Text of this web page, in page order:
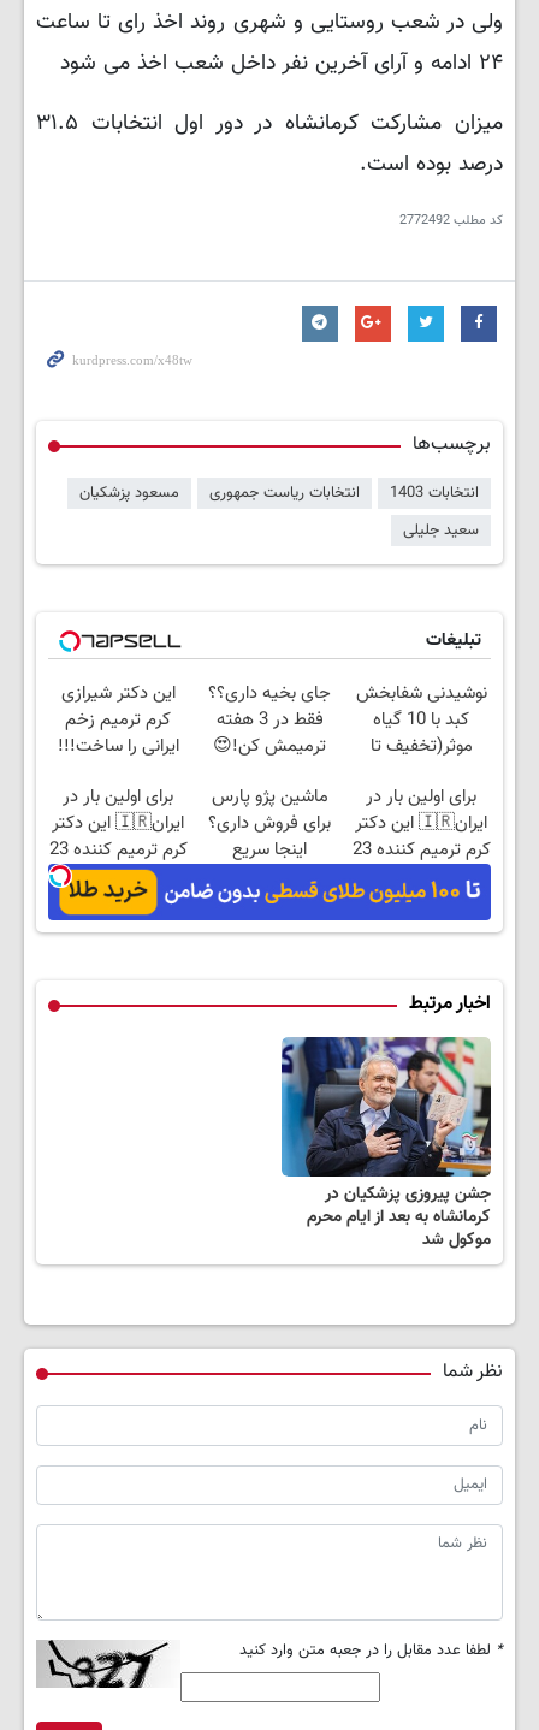
ولی در شعب روستایی و شهری روند اخذ رای تا ساعت
۲۴ ادامه و آرای آخرین نفر داخل شعب اخذ می شود
میزان مشارکت کرمانشاه در دور اول انتخابات ۳۱.۵
درصد بوده است.
کد مطلب2772492
برچسب‌ها
انتخابات 1403 انتخابات ریاست جمهوری
مسعود پزشکیان
سعید جلیلی
تبلیغات
نوشیدنی شفابخش
کبد با 10 گیاه
موثر(تخفیف تا
جای بخیه داری؟؟
فقط در 3 هفته
ترمیمش کن!😍
این دکتر شیرازی
کرم ترمیم زخم
ایرانی را ساخت!!!
برای اولین بار در
ایران🇮🇷 این دکتر
کرم ترمیم کننده 23
روزه ساخت!
ماشین پژو پارس
برای فروش داری؟
اینجا سریع
بفروشش
برای اولین بار در
ایران🇮🇷 این دکتر
کرم ترمیم کننده 23
روزه ساخت!
اخبار مرتبط
جشن پیروزی پزشکیان در
کرمانشاه به بعد از ایام محرم
موکول شد
نظر شما
* لطفا عدد مقابل را در جعبه متن وارد کنید